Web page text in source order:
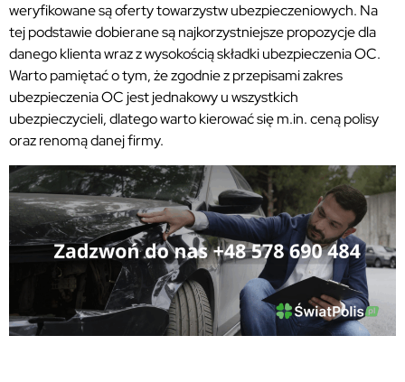
weryfikowane są oferty towarzystw ubezpieczeniowych. Na
tej podstawie dobierane są najkorzystniejsze propozycje dla
danego klienta wraz z wysokością składki ubezpieczenia OC.
Warto pamiętać o tym, że zgodnie z przepisami zakres
ubezpieczenia OC jest jednakowy u wszystkich
ubezpieczycieli, dlatego warto kierować się m.in. ceną polisy
oraz renomą danej firmy.